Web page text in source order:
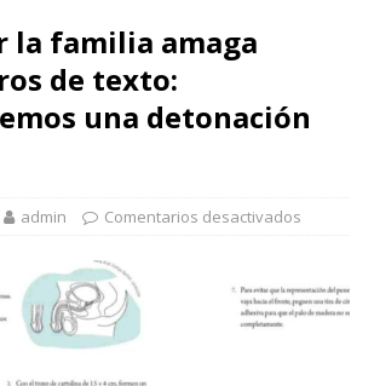
la familia amaga
de texto:
una detonación
admin Comentarios desactivados